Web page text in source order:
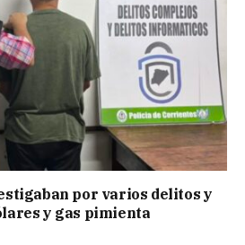
por varios delitos y
y gas pimienta